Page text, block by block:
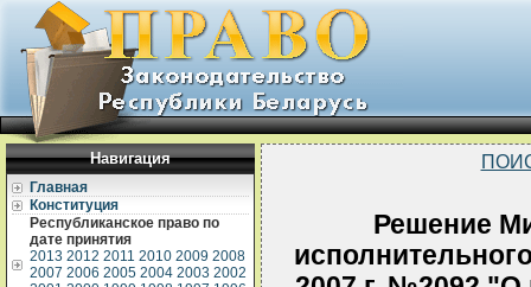
Навигация
Главная
Конституция
Республиканское право по
дате принятия
2013 2012 2011 2010 2009 2008
2007 2006 2005 2004 2003 2002
Решение